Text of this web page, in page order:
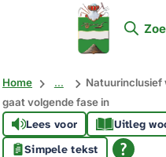
Mijn
Soest
Home ...
Natuurinclusief
gaat volgende fase in
Lees voor
Uitleg
Simpele tekst